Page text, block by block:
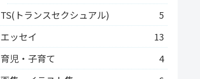
TS(トランスセクシュアル)
5
エッセイ
13
育児・子育て
4